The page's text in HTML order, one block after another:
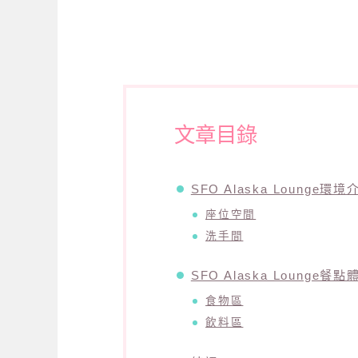
文章目錄
SFO Alaska Lounge環境
座位空間
洗手間
SFO Alaska Lounge餐點
食物區
飲料區